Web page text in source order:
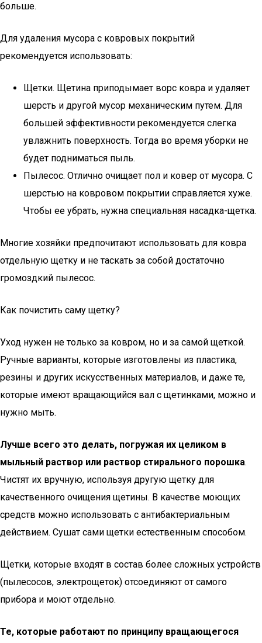
больше.
Для удаления мусора с ковровых покрытий
рекомендуется использовать:
Щетки. Щетина приподымает ворс ковра и удаляет
шерсть и другой мусор механическим путем. Для
большей эффективности рекомендуется слегка
увлажнить поверхность. Тогда во время уборки не
будет подниматься пыль.
Пылесос. Отлично очищает пол и ковер от мусора. С
шерстью на ковровом покрытии справляется хуже.
Чтобы ее убрать, нужна специальная насадка-щетка.
Многие хозяйки предпочитают использовать для ковра
отдельную щетку и не таскать за собой достаточно
громоздкий пылесос.
Как почистить саму щетку?
Уход нужен не только за ковром, но и за самой щеткой.
Ручные варианты, которые изготовлены из пластика,
резины и других искусственных материалов, и даже те,
которые имеют вращающийся вал с щетинками, можно и
нужно мыть.
Лучше всего это делать, погружая их целиком в
мыльный раствор или раствор стирального порошка.
Чистят их вручную, используя другую щетку для
качественного очищения щетины. В качестве моющих
средств можно использовать с антибактериальным
действием. Сушат сами щетки естественным способом.
Щетки, которые входят в состав более сложных устройств
(пылесосов, электрощеток) отсоединяют от самого
прибора и моют отдельно.
Те, которые работают по принципу вращающегося